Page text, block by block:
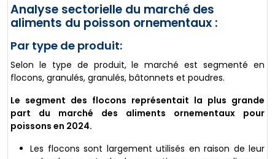
Analyse sectorielle du marché des
aliments du poisson ornementaux :
Par type de produit:
Selon le type de produit, le marché est segmenté en
flocons, granulés, granulés, bâtonnets et poudres.
Le segment des flocons représentait la plus grande
part du marché des aliments ornementaux pour
poissons en 2024.
Les flocons sont largement utilisés en raison de leur